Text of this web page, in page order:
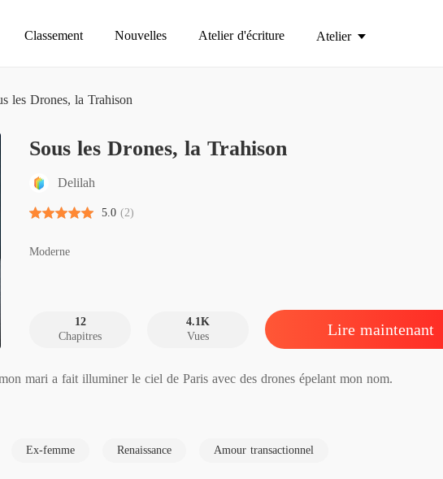
Classement Nouvelles Atelier d'écriture Atelier
les Drones, la Trahison
Sous les Drones, la Trahison
Delilah
5.0 (2)
Moderne
12
Chapitres
4.1K
Vues
Lire maintenant
mari a fait illuminer le ciel de Paris avec des drones épelant mon nom.
Ex-femme Renaissance Amour transactionnel
Sous